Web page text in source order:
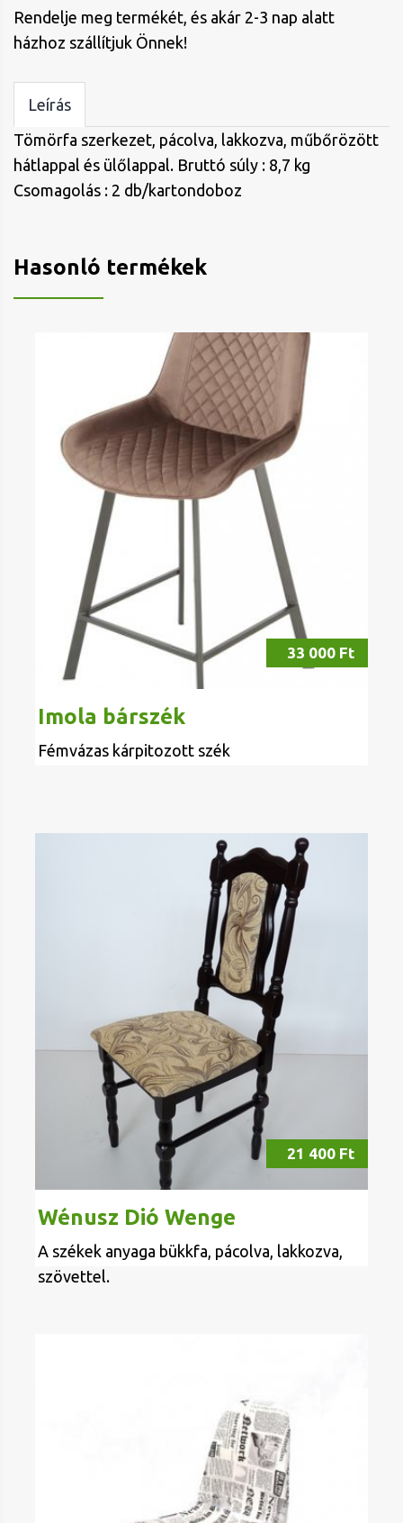
Rendelje meg termékét, és akár 2-3 nap alatt
házhoz szállítjuk Önnek!
Leírás
Tömörfa szerkezet, pácolva, lakkozva, műbőrözött
hátlappal és ülőlappal. Bruttó súly : 8,7 kg
Csomagolás : 2 db/kartondoboz
Hasonló termékek
33 000 Ft
Imola bárszék
Fémvázas kárpitozott szék
21 400 Ft
Wénusz Dió Wenge
A székek anyaga bükkfa, pácolva, lakkozva,
szövettel.